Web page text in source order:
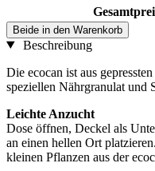
Beide in den Warenkorb
Beschreibung
Die ecocan ist aus
speziellen Nährgranulat und
Leichte Anzucht
Dose öffnen, Deckel als
an einen hellen Ort
kleinen Pflanzen aus der